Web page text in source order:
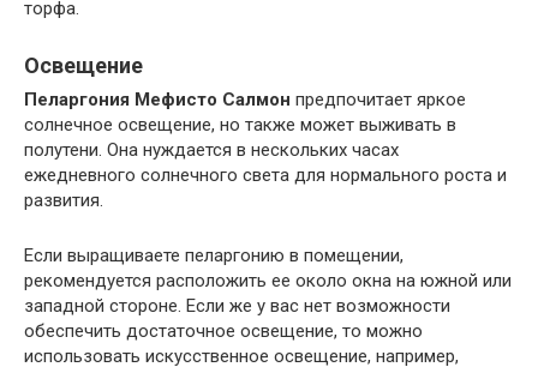
торфа.
Освещение
Пеларгония Мефисто Салмон предпочитает яркое
солнечное освещение, но также может выживать в
полутени. Она нуждается в нескольких часах
ежедневного солнечного света для нормального роста и
развития.
Если выращиваете пеларгонию в помещении,
рекомендуется расположить ее около окна на южной или
западной стороне. Если же у вас нет возможности
обеспечить достаточное освещение, то можно
использовать искусственное освещение, например,